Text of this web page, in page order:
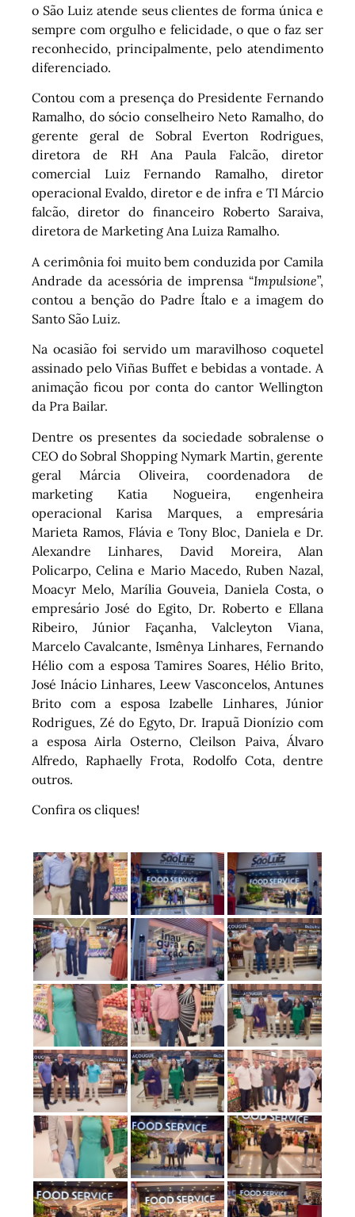
o São Luiz atende seus clientes de forma única e
sempre com orgulho e felicidade, o que o faz ser
reconhecido, principalmente, pelo atendimento
diferenciado.
Contou com a presença do Presidente Fernando
Ramalho, do sócio conselheiro Neto Ramalho, do
gerente geral de Sobral Everton Rodrigues,
diretora de RH Ana Paula Falcão, diretor
comercial Luiz Fernando Ramalho, diretor
operacional Evaldo, diretor e de infra e TI Márcio
falcão, diretor do financeiro Roberto Saraiva,
diretora de Marketing Ana Luiza Ramalho.
A cerimônia foi muito bem conduzida por Camila
Andrade da acessória de imprensa “Impulsione”,
contou a benção do Padre Ítalo e a imagem do
Santo São Luiz.
Na ocasião foi servido um maravilhoso coquetel
assinado pelo Viñas Buffet e bebidas a vontade. A
animação ficou por conta do cantor Wellington
da Pra Bailar.
Dentre os presentes da sociedade sobralense o
CEO do Sobral Shopping Nymark Martin, gerente
geral Márcia Oliveira, coordenadora de
marketing Katia Nogueira, engenheira
operacional Karisa Marques, a empresária
Marieta Ramos, Flávia e Tony Bloc, Daniela e Dr.
Alexandre Linhares, David Moreira, Alan
Policarpo, Celina e Mario Macedo, Ruben Nazal,
Moacyr Melo, Marília Gouveia, Daniela Costa, o
empresário José do Egito, Dr. Roberto e Ellana
Ribeiro, Júnior Façanha, Valcleyton Viana,
Marcelo Cavalcante, Ismênya Linhares, Fernando
Hélio com a esposa Tamires Soares, Hélio Brito,
José Inácio Linhares, Leew Vasconcelos, Antunes
Brito com a esposa Izabelle Linhares, Júnior
Rodrigues, Zé do Egyto, Dr. Irapuã Dionízio com
a esposa Airla Osterno, Cleilson Paiva, Álvaro
Alfredo, Raphaelly Frota, Rodolfo Cota, dentre
outros.
Confira os cliques!